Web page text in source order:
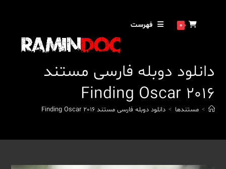
0 فهرست
دانلود دوبله فارسی مستند
Finding Oscar 2016
> مستندها > دانلود دوبله فارسی مستند Finding Oscar 2016